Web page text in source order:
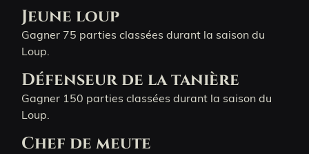
Jeune loup
Gagner 75 parties classées durant la saison du
Loup.
Défenseur de la tanière
Gagner 150 parties classées durant la saison du
Loup.
Chef de meute